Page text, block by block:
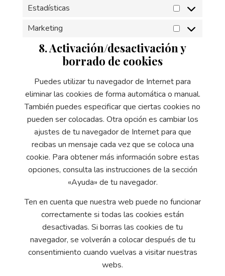
Estadísticas
Marketing
8. Activación/desactivación y
borrado de cookies
Puedes utilizar tu navegador de Internet para
eliminar las cookies de forma automática o manual.
También puedes especificar que ciertas cookies no
pueden ser colocadas. Otra opción es cambiar los
ajustes de tu navegador de Internet para que
recibas un mensaje cada vez que se coloca una
cookie. Para obtener más información sobre estas
opciones, consulta las instrucciones de la sección
«Ayuda» de tu navegador.
Ten en cuenta que nuestra web puede no funcionar
correctamente si todas las cookies están
desactivadas. Si borras las cookies de tu
navegador, se volverán a colocar después de tu
consentimiento cuando vuelvas a visitar nuestras
webs.